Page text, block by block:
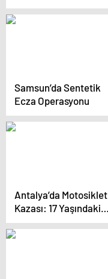
başkanları gözaltına
alındı
Samsun’da Sentetik
Ecza Operasyonu
Antalya’da Motosiklet
Kazası: 17 Yaşındaki
Sürücü Hayatını
Kaybetti